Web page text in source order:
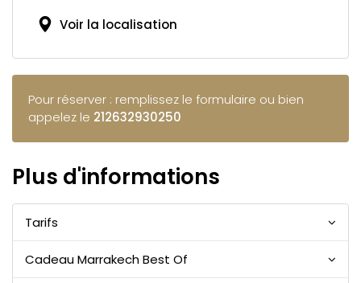
Voir la localisation
Pour réserver : remplissez le formulaire ou bien
appelez le 212632930250
Plus d'informations
Tarifs
Cadeau Marrakech Best Of